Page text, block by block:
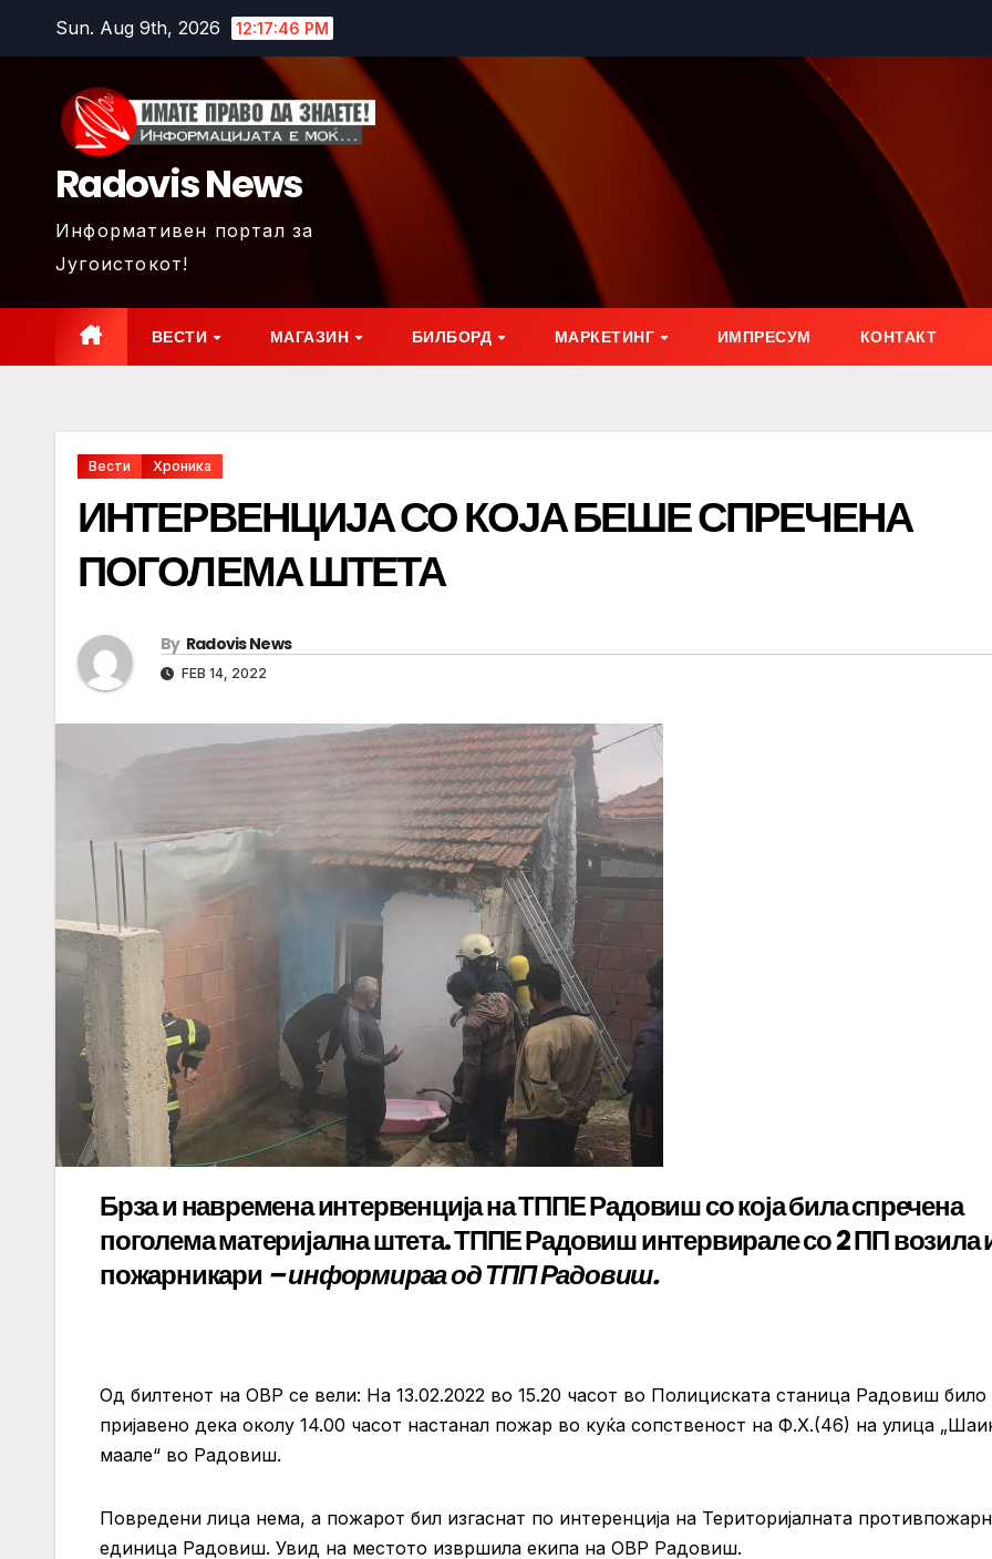
Sun. Aug 9th, 2026 12:17:47 PM
Radovis News
Информативен портал за
Југоистокот!
ВЕСТИ МАГАЗИН БИЛБОРД МАРКЕТИНГ ИМПРЕСУМ КОНТАКТ
Вести Хроника
ИНТЕРВЕНЦИЈА СО КОЈА БЕШЕ СПРЕЧЕНА
ПОГОЛЕМА ШТЕТА
By Radovis News
FEB 14, 2022
Брза и навремена интервенција на ТППЕ Радовиш со која била спречена
поголема материјална штета. ТППЕ Радовиш интервирале со 2 ПП возила
пожарникари – информираа од ТПП Радовиш.
Од билтенот на ОВР се вели: На 13.02.2022 во 15.20 часот во Полициската станица Радовиш било
пријавено дека околу 14.00 часот настанал пожар во куќа сопственост на Ф.Х.(46) на улица
маале“ во Радовиш.
Повредени лица нема, а пожарот бил изгаснат по интеренција на Територијалната
единица Радовиш. Увид на местото извршила екипа на ОВР Радовиш.